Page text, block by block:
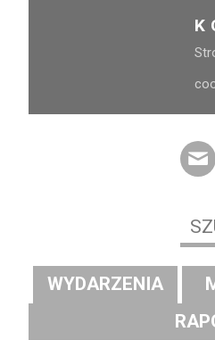
WYDARZENIA